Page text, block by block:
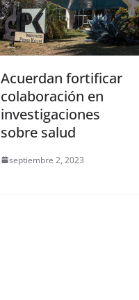
Acuerdan fortificar
colaboración en
investigaciones
sobre salud
septiembre 2, 2023